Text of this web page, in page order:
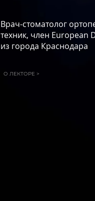
Врач-стоматолог
техник, член European
из города Краснодара
О ЛЕКТОРЕ >